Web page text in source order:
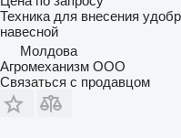
Техника для внесения
навесной
Молдова
Агромеханизм ООО
Связаться с продавцом